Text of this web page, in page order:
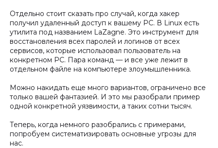
Отдельно стоит сказать про случай, когда хакер
получил удаленный доступ к вашему PC. В Linux есть
утилита под названием LaZagne. Это инструмент для
восстановления всех паролей и логинов от всех
сервисов, которые использовал пользователь на
конкретном PC. Пара команд — и все уже лежит в
отдельном файле на компьютере злоумышленника.
Можно накидать еще много вариантов, ограничено все
только вашей фантазией. И это мы разобрали пример
одной конкретной уязвимости, а таких сотни тысяч.
Теперь, когда немного разобрались с примерами,
попробуем систематизировать основные угрозы для
нас.